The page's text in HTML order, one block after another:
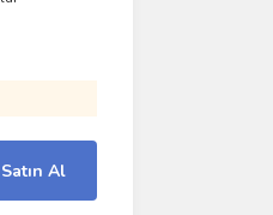
Satın Al